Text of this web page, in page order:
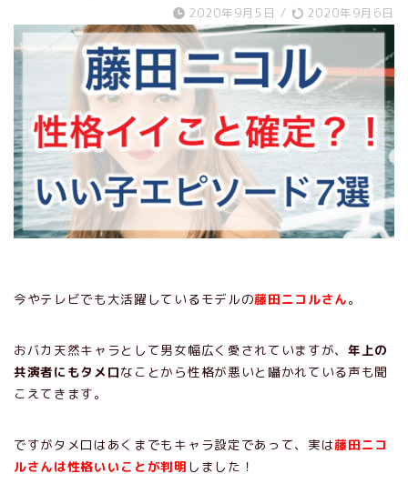
2020年9月5日 / 2020年9月6日
今やテレビでも大活躍しているモデルの藤田ニコルさん。
おバカ天然キャラとして男女幅広く愛されていますが、 年上の
共演者にもタメ口なことから性格が悪いと囁かれている声も聞
こえてきます。
ですがタメ口はあくまでもキャラ設定であって、実は藤田ニコ
ルさんは性格いいことが判明 しました！